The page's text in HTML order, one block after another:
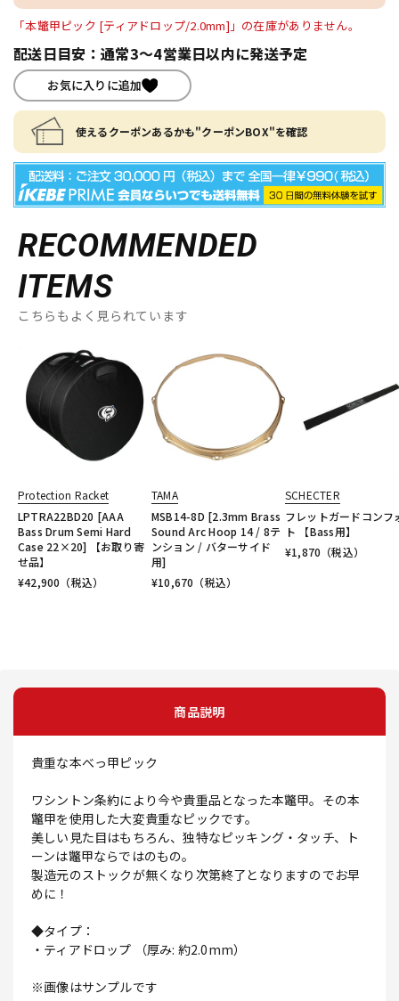
「本鼈甲ピック [ティアドロップ/2.0mm]」の在庫がありません。
配送日目安：通常3～4営業日以内に発送予定
お気に入りに追加
使えるクーポンあるかも"クーポンBOX"を確認
RECOMMENDED
ITEMS
こちらもよく見られています
Protection Racket
LPTRA22BD20 [AAA
Bass Drum Semi Hard
Case 22×20] 【お取り寄
せ品】
¥42,900 （税込）
TAMA
MSB14-8D [2.3mm Brass
Sound Arc Hoop 14 / 8テ
ンション / バターサイド
用]
¥10,670 （税込）
SCHECTER
フレットガードコンフ
ト 【Bass用】
¥1,870 （税込）
商品説明
貴重な本べっ甲ピック
ワシントン条約により今や貴重品となった本鼈甲。その本
鼈甲を使用した大変貴重なピックです。
美しい見た目はもちろん、独特なピッキング・タッチ、ト
ーンは鼈甲ならではのもの。
製造元のストックが無くなり次第終了となりますのでお早
めに！
◆タイプ：
・ティアドロップ （厚み: 約2.0mm）
※画像はサンプルです